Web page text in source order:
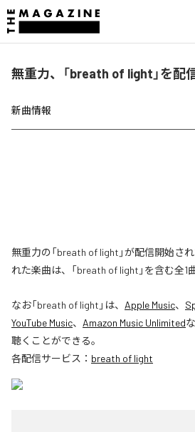
無重力、「breath of light」を配
新曲情報
無重力の「breath of light」が配信開始さ
れた楽曲は、「breath of light」を含む全1
なお「breath of light 」は、 Apple Music、
YouTube Music、 Amazon Music Unlimited
聴くことができる。
各配信サービス： breath of light